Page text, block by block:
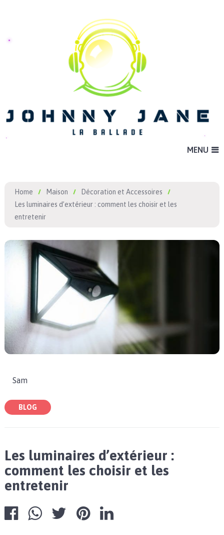
MENU
Home Maison
Décoration et Accessoires
Les luminaires d’extérieur : comment les choisir et les
entretenir
Sam
BLOG
Les luminaires d’extérieur :
comment les choisir et les
entretenir